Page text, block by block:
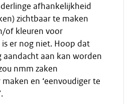
afhankelijkheid
zichtbaar te maken
of kleuren voor
er nog niet. Hoop dat
aandacht aan kan worden
nmm zaken
en ‘eenvoudiger te